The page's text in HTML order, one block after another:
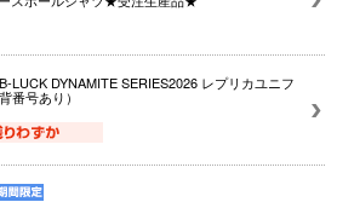
LUCK DYNAMITE SERIES2026 レプリカユニフ
番号あり）